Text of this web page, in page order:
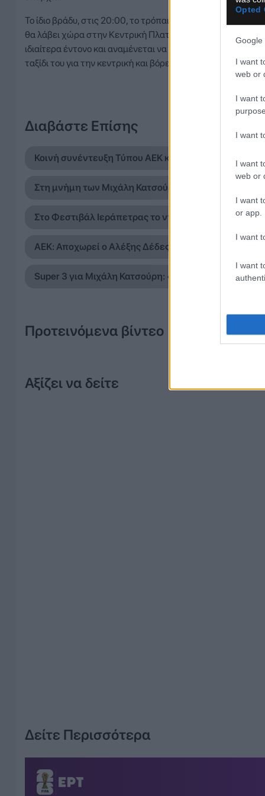
Opted
Google
I want
web or
I want
I want
I want
web or
I want
or app.
I want
I want
Το ίδιο βράδυ, στις 20:00, το τρόπαιο της Super League
θα λάβει χώρα στην Κεντρική Πλατεία Μαντουδίου, στην
ιδιαίτερα έντονο και αναμένεται να στηθεί ένα ακόμη
ταξίδι του για την κεντρική και βόρεια Ελλάδα.
Διαβάστε Επίσης
Κοινή συνέντευξη Τύπου ΑΕΚ και ΟΦΗ την παραμονή
Στη μνήμη των Μιχάλη Κατσούρη και Κώστα Λιάκκα
Στο Φεστιβάλ Ιεράπετρας το ντοκιμαντέρ για το
ΑΕΚ: Αποχωρεί ο Αλέξης Δέδες από τη θέση του
Super 3 για Μιχάλη Κατσούρη: «Ο χρόνος περνά, η
Προτεινόμενα βίντεο
Αξίζει να δείτε
Δείτε Περισσότερα